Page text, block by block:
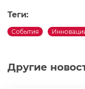
Другие
Теги:
События